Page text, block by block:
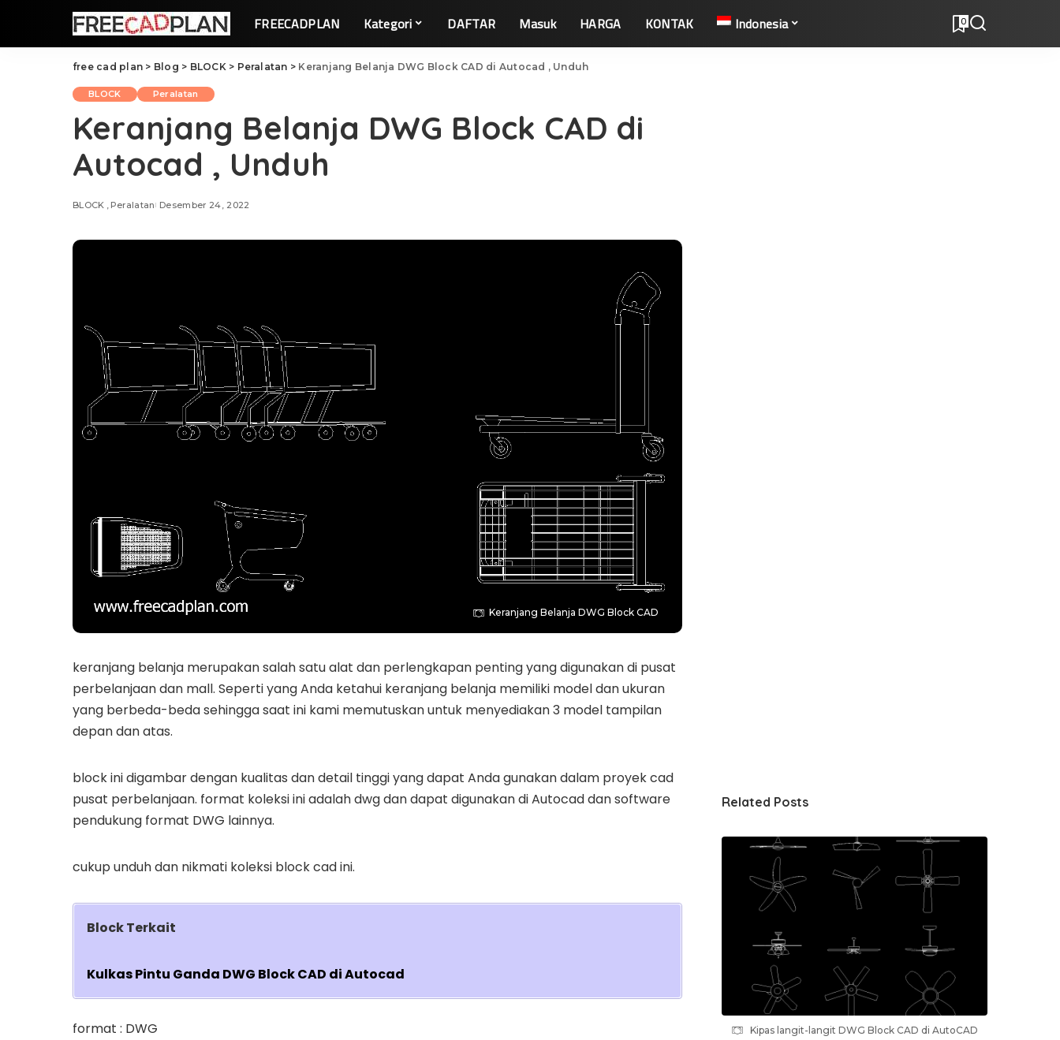
FREECADPLAN Kategori DAFTAR Masuk HARGA KONTAK Indonesia 0
free cad plan > Blog > BLOCK> Peralatan > Keranjang Belanja DWG Block CAD di Autocad , Unduh
BLOCK Peralatan
Keranjang Belanja DWG Block CAD di
Autocad , Unduh
BLOCK Peralatan Desember 24, 2022
Keranjang Belanja DWG Block CAD
keranjang belanja merupakan salah satu alat dan perlengkapan penting yang digunakan di pusat
perbelanjaan dan mall. Seperti yang Anda ketahui keranjang belanja memiliki model dan ukuran
yang berbeda-beda sehingga saat ini kami memutuskan untuk menyediakan 3 model tampilan
depan dan atas.
block ini digambar dengan kualitas dan detail tinggi yang dapat Anda gunakan dalam proyek cad
pusat perbelanjaan. format koleksi ini adalah dwg dan dapat digunakan di Autocad dan software
pendukung format DWG lainnya.
cukup unduh dan nikmati koleksi block cad ini.
Block Terkait
Kulkas Pintu Ganda DWG Block CAD di Autocad
format : DWG
Related Posts
Kipas langit-langit DWG Block CAD di AutoCAD